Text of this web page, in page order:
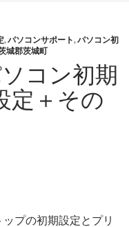
,パソコンサポート,パソコン初
城郡茨城町
コン初期
定＋その
プの初期設定とプリ